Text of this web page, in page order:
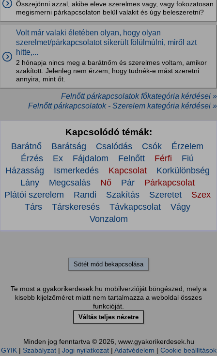
Összejönni azzal, akibe eleve szerelmes vagy, vagy fokozatosan
megismerni párkapcsolaton belül valakit és úgy beleszeretni?
Volt már valaki életében olyan, hogy olyan
szerelmet/párkapcsolatot sikerült fölülmúlni, miről azt
hitte,...
2 hónapja nincs meg a barátnőm és szerelmes voltam, amikor
szakított. Jelenleg nem érzem, hogy tudnék-e mást szeretni
annyira, mint őt.
Felnőtt párkapcsolatok főkategória kérdései »
Felnőtt párkapcsolatok - Szerelem kategória kérdései »
Kapcsolódó témák:
Barátnő Barátság Csalódás Csók
Érzelem
Érzés
Ex Fájdalom Felnőtt Férfi
Fiú
Házasság
Ismerkedés Kapcsolat
Korkülönbség
Lány
Megcsalás Nő Pár
Párkapcsolat
Plátói szerelem
Randi Szakítás Szeretet
Szex
Társ
Társkeresés Távkapcsolat
Vágy
Vonzalom
Sötét mód bekapcsolása
Te most a gyakorikerdesek.hu mobilverzióját böngészed, mely a
kisebb kijelzőméret miatt nem tartalmazza a weboldal összes
funkcióját.
Váltás teljes nézetre
Minden jog fenntartva © 2026, www.gyakorikerdesek.hu
GYIK| Szabályzat| Jogi nyilatkozat| Adatvédelem | Cookie beállítások